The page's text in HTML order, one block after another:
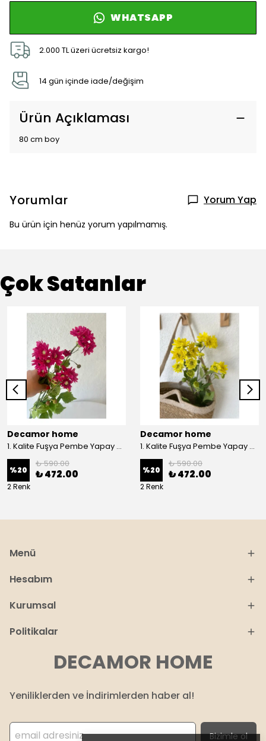
WHATSAPP
2.000 TL üzeri ücretsiz kargo!
14 gün içinde iade/değişim
Ürün Açıklaması
80 cm boy
Yorumlar Yorum Yap
Bu ürün için henüz yorum yapılmamış.
Çok Satanlar
Decamor home
1. Kalite Fuşya Pembe Yapay Kasımpatı Dalı Çiçeği 80 cm - Pembee
%20
₺ 590.00
₺ 472.00
2 Renk
Decamor home
1. Kalite Fuşya Pembe Yapay Kasımpatı Dalı Çiçeği 80 cm - Sarı
%20
₺ 590.00
₺ 472.00
2 Renk
Menü
Hesabım
Kurumsal
Politikalar
DECAMOR HOME
Yeniliklerden ve İndirimlerden haber al!
Bizimle ol